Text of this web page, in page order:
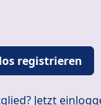
registrieren
Jetzt